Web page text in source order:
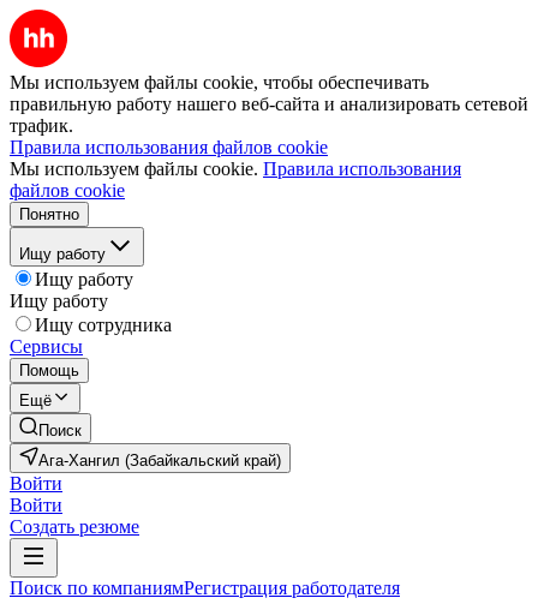
Мы используем файлы cookie, чтобы обеспечивать
правильную работу нашего веб-сайта и анализировать сетевой
трафик.
Правила использования файлов cookie
Мы используем файлы cookie. Правила использования
файлов cookie
Понятно
Ищу работу
Ищу работу
Ищу работу
Ищу сотрудника
Сервисы
Помощь
Ещё
Поиск
Ага-Хангил (Забайкальский край)
Войти
Войти
Создать резюме
Поиск по компаниямРегистрация работодателя